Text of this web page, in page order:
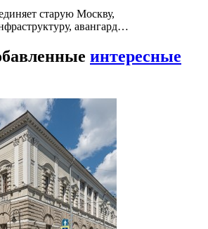
старую Москву,
авангард…
интересные